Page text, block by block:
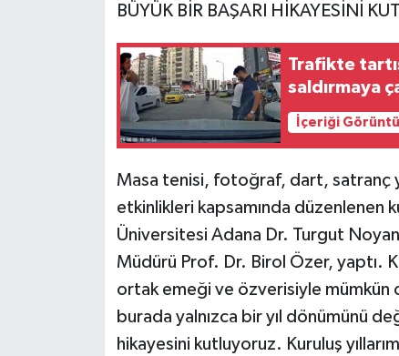
BÜYÜK BİR BAŞARI HİKAYESİNİ
Trafikte
saldırmaya
İçeriği
Masa tenisi, fotoğraf, dart, satranç
etkinlikleri kapsamında düzenlenen
Üniversitesi Adana Dr. Turgut
Müdürü Prof. Dr. Birol Özer, yaptı.
ortak emeği ve özverisiyle
burada yalnızca bir yıl dönümünü
hikayesini kutluyoruz. Kuruluş